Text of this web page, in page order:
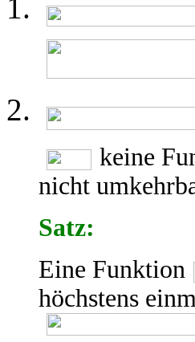
keine
nicht
Satz:
Eine Funktion
höchstens